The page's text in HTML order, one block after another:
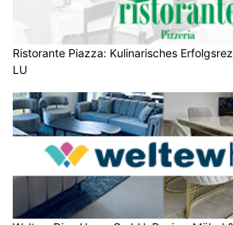
Ristorante Piazza: Kulinarisches
LU